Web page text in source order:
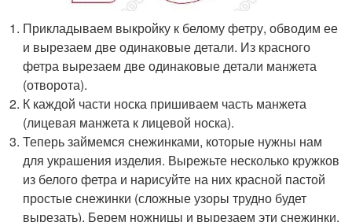
Прикладываем выкройку к белому фетру, обводим ее
и вырезаем две одинаковые детали. Из красного
фетра вырезаем две одинаковые детали манжета
(отворота).
К каждой части носка пришиваем часть манжета
(лицевая манжета к лицевой носка).
Теперь займемся снежинками, которые нужны нам
для украшения изделия. Вырежьте несколько кружков
из белого фетра и нарисуйте на них красной пастой
простые снежинки (сложные узоры трудно будет
вырезать). Берем ножницы и вырезаем эти снежинки,